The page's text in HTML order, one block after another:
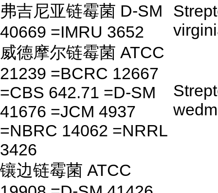
弗吉尼亚链霉菌 D-SM
40669 =IMRU 3652
威德摩尔链霉菌 ATCC
21239 =BCRC 12667
=CBS 642.71 =D-SM
41676 =JCM 4937
=NBRC 14062 =NRRL
3426
镶边链霉菌 ATCC